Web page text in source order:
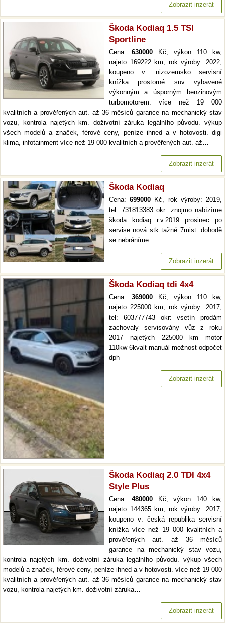
Zobrazit inzerát
Škoda Kodiaq 1.5 TSI
Sportline
Cena: 630000 Kč, výkon 110 kw,
najeto 169222 km, rok výroby: 2022,
koupeno v: nizozemsko servisní
knížka prostorné suv vybavené
výkonným a úsporným benzinovým
turbomotorem. více než 19 000
kvalitních a prověřených aut. až 36 měsíců garance na mechanický stav
vozu, kontrola najetých km. doživotní záruka legálního původu. výkup
všech modelů a značek, férové ceny, peníze ihned a v hotovosti. digi
klima, infotainment více než 19 000 kvalitních a prověřených aut. až…
Zobrazit inzerát
Škoda Kodiaq
Cena:699000 Kč, rok výroby: 2019,
tel: 731813383 okr: znojmo nabízíme
škoda kodiaq r.v.2019 prosinec po
servise nová stk tažné 7mist. dohodě
se nebráníme.
Zobrazit inzerát
Škoda Kodiaq tdi 4x4
Cena: 369000 Kč, výkon 110 kw,
najeto 225000 km, rok výroby: 2017,
tel: 603777743 okr: vsetín prodám
zachovaly servisovány vůz z roku
2017 najetých 225000 km motor
110kw 6kvalt manuál možnost odpočet
dph
Zobrazit inzerát
Škoda Kodiaq 2.0 TDI 4x4
Style Plus
Cena: 480000Kč, výkon 140 kw,
najeto 144365 km, rok výroby: 2017,
koupeno v: česká republika servisní
knížka více než 19 000 kvalitních a
prověřených aut. až 36 měsíců
garance na mechanický stav vozu,
kontrola najetých km. doživotní záruka legálního původu. výkup všech
modelů a značek, férové ceny, peníze ihned a v hotovosti. více než 19 000
kvalitních a prověřených aut. až 36 měsíců garance na mechanický stav
vozu, kontrola najetých km. doživotní záruka…
Zobrazit inzerát